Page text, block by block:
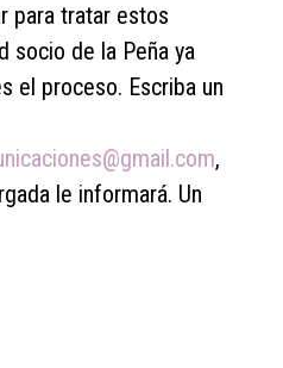
para tratar estos
socio de la Peña ya
el proceso. Escriba un
,
le informará. Un